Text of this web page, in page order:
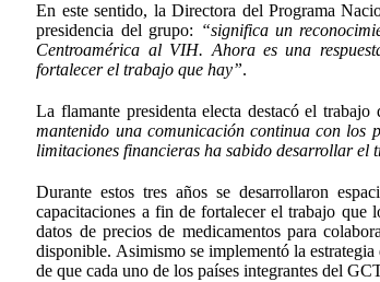
En este sentido, la Directora del Programa
presidencia del grupo: “significa un
Centroamérica al VIH. Ahora es una
fortalecer el trabajo que hay”.
La flamante presidenta electa destacó el
mantenido una comunicación continua con los
limitaciones financieras ha sabido desarrollar
Durante estos tres años se desarrollaron
capacitaciones a fin de fortalecer el trabajo que
datos de precios de medicamentos para
disponible. Asimismo se implementó la
de que cada uno de los países integrantes del